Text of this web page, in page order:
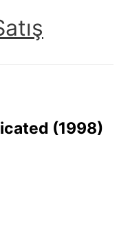
(1998)